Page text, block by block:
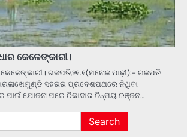
କେଳେଙ୍କାରୀ।
ଗଜପତି,୨୧.୧(ମନୋଜ ପାଢ଼ୀ):- ଗଜପତି
ସହରର ପ୍ରବେଶପଥରେ ନିଥିବା
ପାଇଁ ଯୋଜନା ପରେ ଠିକାଦାର ଚିନ୍ମୟ ରଞ୍ଜନ…